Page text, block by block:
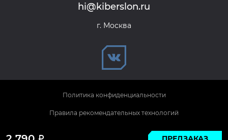
Р
hi@kiberslon.ru
г. Москва
© 2026 KIBERSLON. Все права защищены.
Политика конфиденциальности
Правила рекомендательных технологий